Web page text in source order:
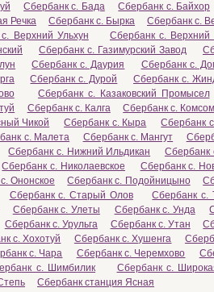
Сбербанк с. Бада
Сбербанк с. Байхор
Речка
Сбербанк с. Бырка
Сбербанк с.
Верхний Ульхун
Сбербанк с.
Сбербанк с. Газимурский Завод
Сбербанк с. Даурия
Сбербанк с.
Сбербанк с. Дурой
Сбербанк с.
Сбербанк с. Казаковский Промысел
Сбербанк с. Калга
Сбербанк с.
Чикой
Сбербанк с. Кыра
Сбербанк
с. Малета Сбербанк с. Мангут
Сбербанк с. Нижний Ильдикан
Сбербанк
Сбербанк с. Николаевское
Сбербанк с.
Ононское Сбербанк с. Подойницыно
Сбербанк с. Старый Олов
Сбербанк с.
Сбербанк с. Улеты Сбербанк с. Унда
Сбербанк с. Урульга Сбербанк с. Утан
с. Хохотуй Сбербанк с. Хушенга
с. Чара Сбербанк с. Черемхово
с. Шимбилик
Сбербанк с.
Сбербанк станция Ясная